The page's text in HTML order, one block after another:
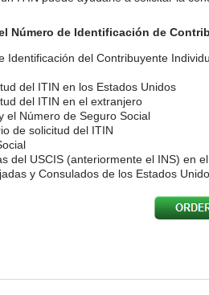
Número de Identificación de
Identificación del Contribuyente
del ITIN en los Estados Unidos
del ITIN en el extranjero
el Número de Seguro Social
de solicitud del ITIN
del USCIS (anteriormente el INS) en
y Consulados de los Estados